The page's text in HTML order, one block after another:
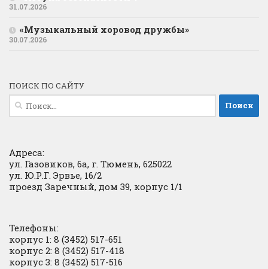
31.07.2026
«Музыкальный хоровод дружбы»
30.07.2026
ПОИСК ПО САЙТУ
Найти:
Адреса:
ул. Газовиков, 6а, г. Тюмень, 625022
ул. Ю.Р.Г. Эрвье, 16/2
проезд Заречный, дом 39, корпус 1/1
Телефоны:
корпус 1: 8 (3452) 517-651
корпус 2: 8 (3452) 517-418
корпус 3: 8 (3452) 517-516